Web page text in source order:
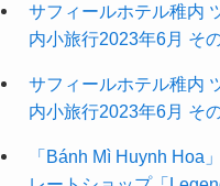
サフィールホテル稚内
内小旅行2023年6月 その
サフィールホテル稚内
内小旅行2023年6月 その
「Bánh Mì Huynh Hoa